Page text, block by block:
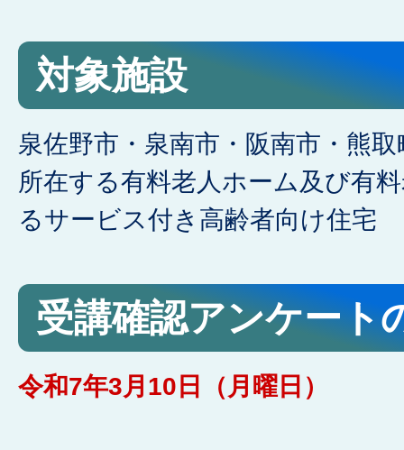
対象施設
泉佐野市・泉南市・阪南市・熊
所在する有料老人ホーム及び有
るサービス付き高齢者向け住宅
受講確認アンケート
令和7年3月10日（月曜日）